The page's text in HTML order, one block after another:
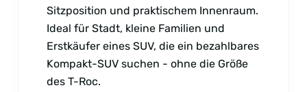
Sitzposition und praktischem Innenraum.
Ideal für Stadt, kleine Familien und
Erstkäufer eines SUV, die ein bezahlbares
Kompakt-SUV suchen - ohne die Größe
des T-Roc.